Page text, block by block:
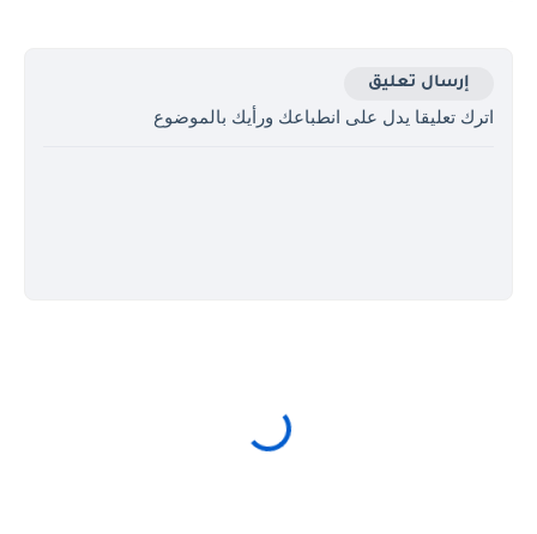
إرسال تعليق
اترك تعليقا يدل على انطباعك ورأيك بالموضوع